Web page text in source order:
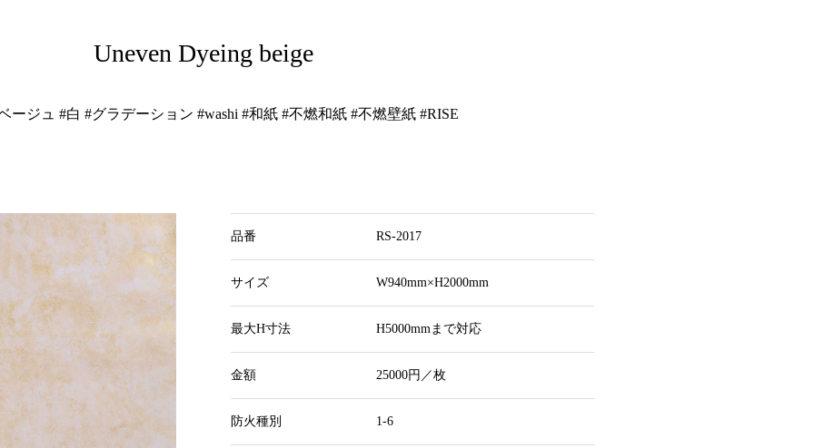
Uneven Dyeing beige
ージュ #白 #グラデーション #washi #和紙 #不燃和紙 #不燃壁紙 #RISE
品番 RS-2017
サイズ W940mm×H2000mm
最大H寸法 H5000mmまで対応
金額 25000円／枚
防火種別 1-6